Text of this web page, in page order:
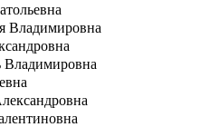
Владимировна